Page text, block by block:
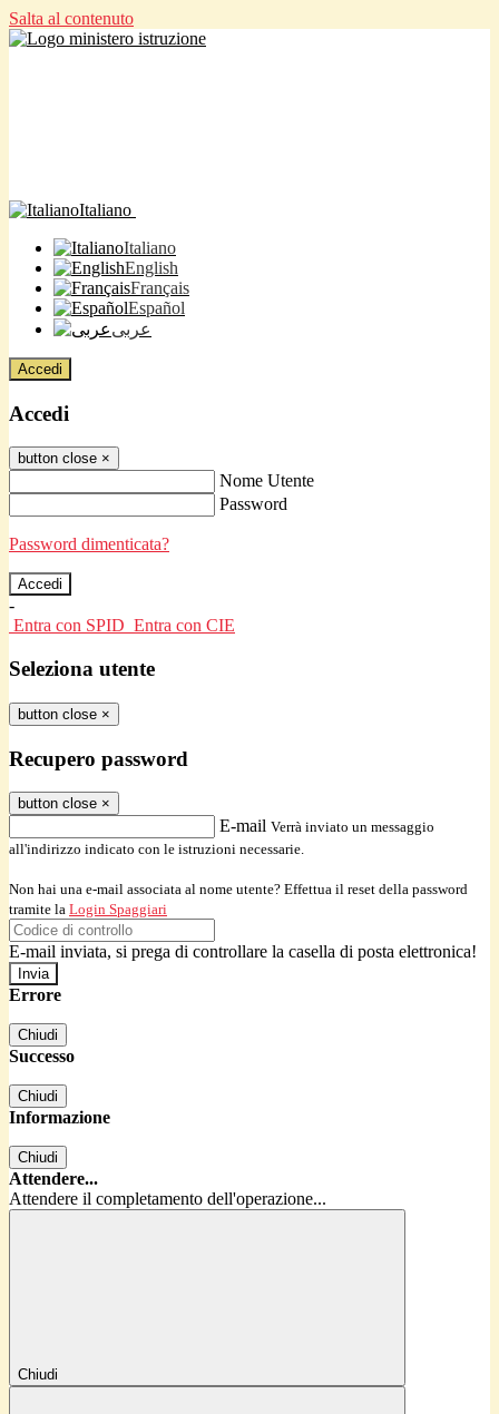
Salta al contenuto
Italiano
Italiano
English
Français
Español
عربى
Accedi
Accedi
button close ×
Nome Utente
Password
Password dimenticata?
-
Entra con SPID Entra con CIE
Seleziona utente
button close ×
Recupero password
button close ×
E-mail Verrà inviato un messaggio
all'indirizzo indicato con le istruzioni necessarie.
Non hai una e-mail associata al nome utente? Effettua il reset della password
tramite la Login Spaggiari
E-mail inviata, si prega di controllare la casella di posta elettronica!
Errore
Chiudi
Successo
Chiudi
Informazione
Chiudi
Attendere...
Attendere il completamento dell'operazione...
Chiudi